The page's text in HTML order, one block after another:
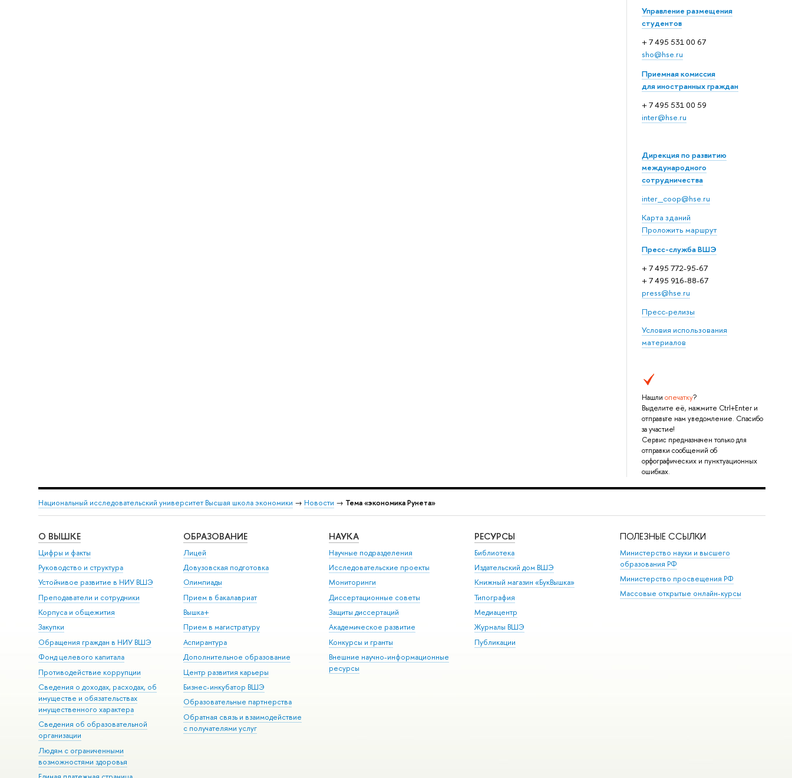
Управление размещения
студентов
+ 7 495 531 00 67
sho@hse.ru
Приемная комиссия
для иностранных граждан
+ 7 495 531 00 59
inter@hse.ru
Дирекция по развитию
международного
сотрудничества
inter_coop@hse.ru
Карта зданий
Проложить маршрут
Пресс-служба ВШЭ
+ 7 495 772-95-67
+ 7 495 916-88-67
press@hse.ru
Пресс-релизы
Условия использования
материалов
Нашли опечатку?
Выделите её, нажмите Ctrl+Enter и
отправьте нам уведомление. Спасибо
за участие!
Сервис предназначен только для
отправки сообщений об
орфографических и пунктуационных
ошибках.
Национальный исследовательский университет Высшая школа экономики → Новости → Тема «экономика Рунета»
О ВЫШКЕ
Цифры и факты
Руководство и структура
Устойчивое развитие в НИУ ВШЭ
Преподаватели и сотрудники
Корпуса и общежития
Закупки
Обращения граждан в НИУ ВШЭ
Фонд целевого капитала
Противодействие коррупции
Сведения о доходах, расходах, об
имуществе и обязательствах
имущественного характера
Сведения об образовательной
организации
Людям с ограниченными
возможностями здоровья
ОБРАЗОВАНИЕ
Лицей
Довузовская подготовка
Олимпиады
Прием в бакалавриат
Вышка+
Прием в магистратуру
Аспирантура
Дополнительное образование
Центр развития карьеры
Бизнес-инкубатор ВШЭ
Образовательные партнерства
Обратная связь и взаимодействие
с получателями услуг
НАУКА
Научные подразделения
Исследовательские проекты
Мониторинги
Диссертационные советы
Защиты диссертаций
Академическое развитие
Конкурсы и гранты
Внешние научно-информационные
ресурсы
РЕСУРСЫ
Библиотека
Издательский дом ВШЭ
Книжный магазин «БукВышка»
Типография
Медиацентр
Журналы ВШЭ
Публикации
ПОЛЕЗНЫЕ ССЫЛКИ
Министерство науки и высшего
образования РФ
Министерство просвещения РФ
Массовые открытые онлайн-курсы